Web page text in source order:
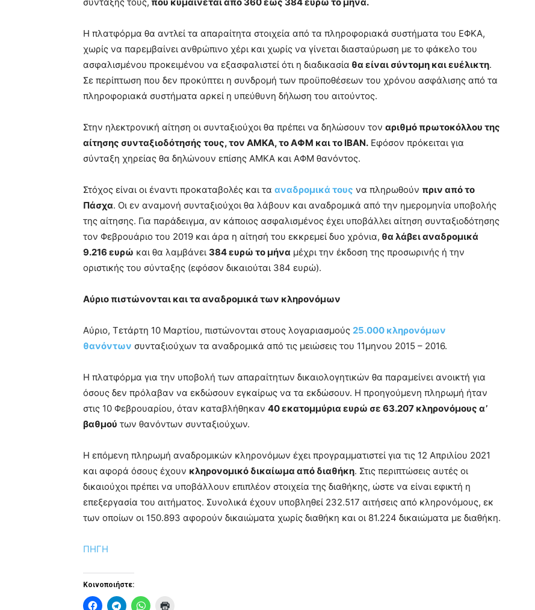
Η πλατφόρμα θα αντλεί τα απαραίτητα στοιχεία από τα πληροφοριακά συστήματα του ΕΦΚΑ,
χωρίς να παρεμβαίνει ανθρώπινο χέρι και χωρίς να γίνεται διασταύρωση με το φάκελο του
ασφαλισμένου προκειμένου να εξασφαλιστεί ότι η διαδικασία θα είναι σύντομη και ευέλικτη.
Σε περίπτωση που δεν προκύπτει η συνδρομή των προϋποθέσεων του χρόνου ασφάλισης από τα
πληροφοριακά συστήματα αρκεί η υπεύθυνη δήλωση του αιτούντος.
Στην ηλεκτρονική αίτηση οι συνταξιούχοι θα πρέπει να δηλώσουν τον αριθμό πρωτοκόλλου της
αίτησης συνταξιοδότησής τους, τον ΑΜΚΑ, το ΑΦΜ και το ΙΒΑΝ. Εφόσον πρόκειται για
σύνταξη χηρείας θα δηλώνουν επίσης ΑΜΚΑ και ΑΦΜ θανόντος.
Στόχος είναι οι έναντι προκαταβολές και τα αναδρομικά τους να πληρωθούν πριν από το
Πάσχα. Οι εν αναμονή συνταξιούχοι θα λάβουν και αναδρομικά από την ημερομηνία υποβολής
της αίτησης. Για παράδειγμα, αν κάποιος ασφαλισμένος έχει υποβάλλει αίτηση συνταξιοδότησης
τον Φεβρουάριο του 2019 και άρα η αίτησή του εκκρεμεί δυο χρόνια, θα λάβει αναδρομικά
9.216 ευρώ και θα λαμβάνει 384 ευρώ το μήνα μέχρι την έκδοση της προσωρινής ή την
οριστικής του σύνταξης (εφόσον δικαιούται 384 ευρώ).
Αύριο πιστώνονται και τα αναδρομικά των κληρονόμων
Αύριο, Τετάρτη 10 Μαρτίου, πιστώνονται στους λογαριασμούς 25.000 κληρονόμων
θανόντων συνταξιούχων τα αναδρομικά από τις μειώσεις του 11μηνου 2015 – 2016.
Η πλατφόρμα για την υποβολή των απαραίτητων δικαιολογητικών θα παραμείνει ανοικτή για
όσους δεν πρόλαβαν να εκδώσουν εγκαίρως να τα εκδώσουν. Η προηγούμενη πληρωμή ήταν
στις 10 Φεβρουαρίου, όταν καταβλήθηκαν 40 εκατομμύρια ευρώ σε 63.207 κληρονόμους α’
βαθμού των θανόντων συνταξιούχων.
Η επόμενη πληρωμή αναδρομικών κληρονόμων έχει προγραμματιστεί για τις 12 Απριλίου 2021
και αφορά όσους έχουν κληρονομικό δικαίωμα από διαθήκη. Στις περιπτώσεις αυτές οι
δικαιούχοι πρέπει να υποβάλλουν επιπλέον στοιχεία της διαθήκης, ώστε να είναι εφικτή η
επεξεργασία του αιτήματος. Συνολικά έχουν υποβληθεί 232.517 αιτήσεις από κληρονόμους, εκ
των οποίων οι 150.893 αφορούν δικαιώματα χωρίς διαθήκη και οι 81.224 δικαιώματα με διαθήκη.
ΠΗΓΗ
Κοινοποιήστε: